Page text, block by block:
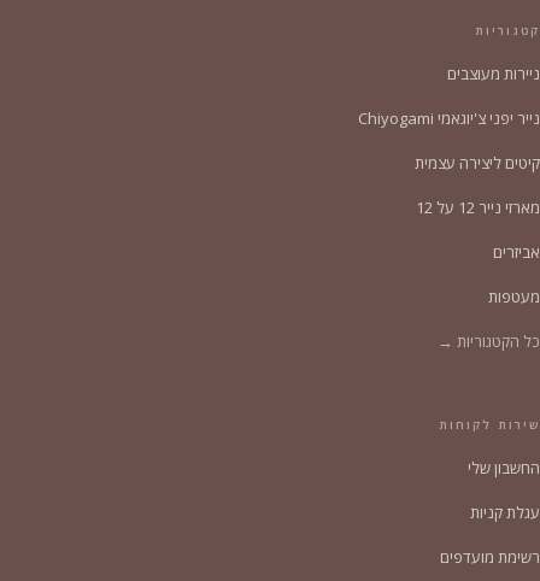
קטגוריות
ניירות מעוצבים
נייר יפני צ'יוגאמי Chiyogami
קיטים ליצירה עצמית
מארזי נייר 12 על 12
אביזרים
מעטפות
כל הקטגוריות →
שירות לקוחות
החשבון שלי
עגלת קניות
רשימת מועדפים